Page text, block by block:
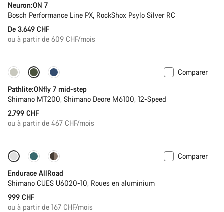
Neuron:ON 7
Bosch Performance Line PX, RockShox Psylo Silver RC
De 3.649 CHF
ou à partir de 609 CHF/mois
Comparer
Pathlite:ONfly 7 mid-step
Shimano MT200, Shimano Deore M6100, 12-Speed
2.799 CHF
ou à partir de 467 CHF/mois
Entrée de gamme
Comparer
Endurace AllRoad
Shimano CUES U6020-10, Roues en aluminium
999 CHF
ou à partir de 167 CHF/mois